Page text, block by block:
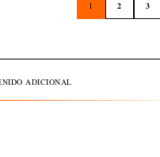
1 2 3
ADICIONAL